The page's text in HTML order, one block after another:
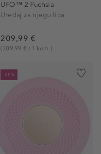
UFO™ 2 Fuchsia
Uređaj za njegu lica
209,99 €
(209,99 € / 1 kom.)
-20%